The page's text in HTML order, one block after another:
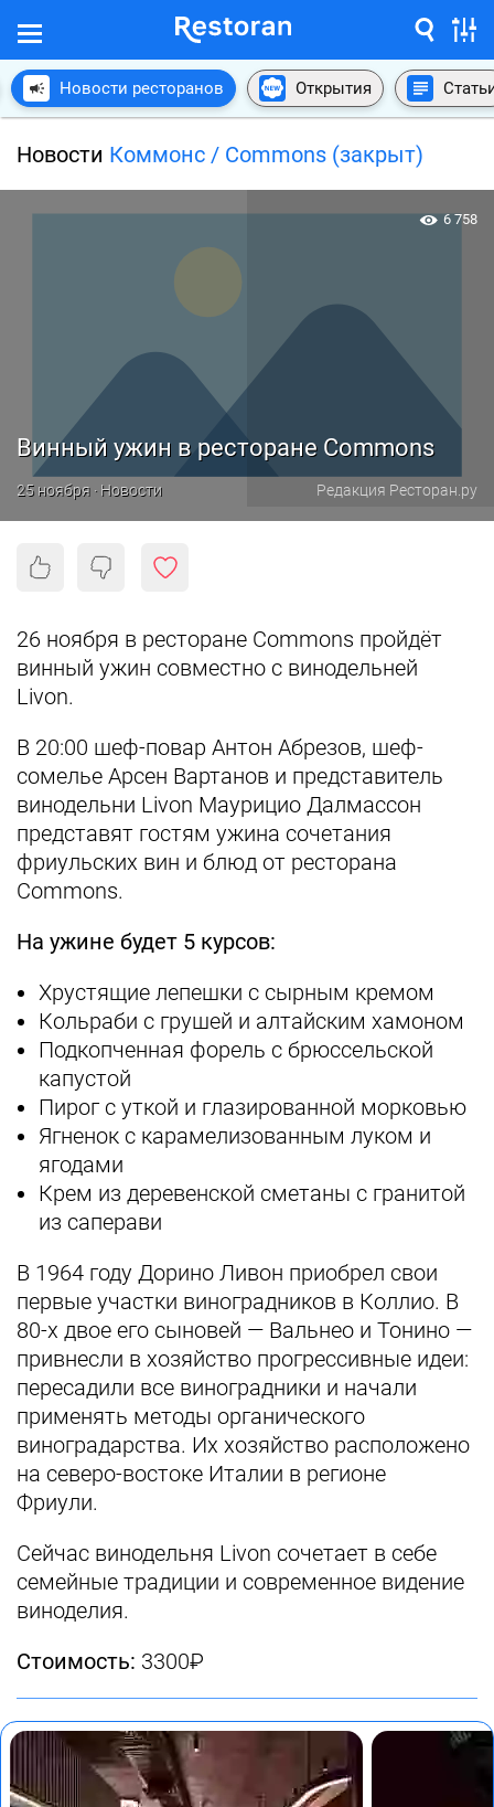
Новости ресторанов Открытия
Новости Коммонс / Commons (закрыт)
Винный ужин в ресторане Commons
25 ноября · Новости Редакция Ресторан.ру
6 758
26 ноября в ресторане Commons пройдёт
винный ужин совместно с винодельней
Livon.
В 20:00 шеф-повар Антон Абрезов, шеф-
сомелье Арсен Вартанов и представитель
винодельни Livon Маурицио Далмассон
представят гостям ужина сочетания
фриульских вин и блюд от ресторана
Commons.
На ужине будет 5 курсов:
Хрустящие лепешки с сырным кремом
Кольраби с грушей и алтайским хамоном
Подкопченная форель с брюссельской
капустой
Пирог с уткой и глазированной морковью
Ягненок с карамелизованным луком и
ягодами
Крем из деревенской сметаны с гранитой
из саперави
В 1964 году Дорино Ливон приобрел свои
первые участки виноградников в Коллио. В
80-х двое его сыновей — Вальнео и Тонино —
привнесли в хозяйство прогрессивные идеи:
пересадили все виноградники и начали
применять методы органического
виноградарства. Их хозяйство расположено
на северо-востоке Италии в регионе
Фриули.
Сейчас винодельня Livon сочетает в себе
семейные традиции и современное видение
виноделия.
Стоимость: 3300₽